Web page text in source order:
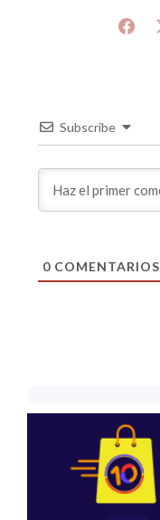
Subscribe
0COMENTARIOS